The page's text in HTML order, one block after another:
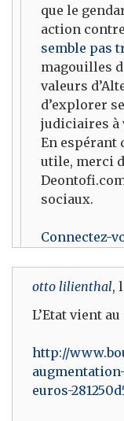
que le
action
semble pas
magouilles
valeurs
d’explorer
judiciaires à
En espérant
utile, merci
sociaux.
Connectez-
otto lilienthal,
L’Etat vient
http://
euros-